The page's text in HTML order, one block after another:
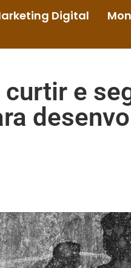
Digital
e